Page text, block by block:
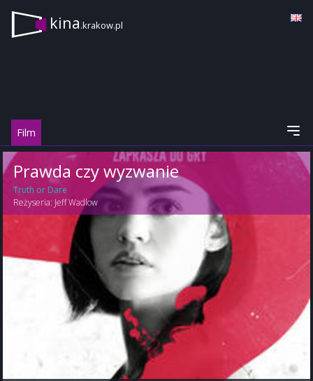
kina.krakow.pl
Film
Prawda czy wyzwanie
Truth or Dare
Reżyseria: Jeff Wadlow